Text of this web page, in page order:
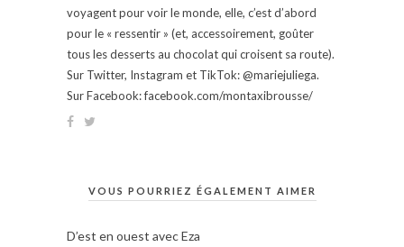
voyagent pour voir le monde, elle, c’est d’abord
pour le « ressentir » (et, accessoirement, goûter
tous les desserts au chocolat qui croisent sa route).
Sur Twitter, Instagram et TikTok: @mariejuliega.
Sur Facebook: facebook.com/montaxibrousse/
VOUS POURRIEZ ÉGALEMENT AIMER
D’est en ouest avec Eza